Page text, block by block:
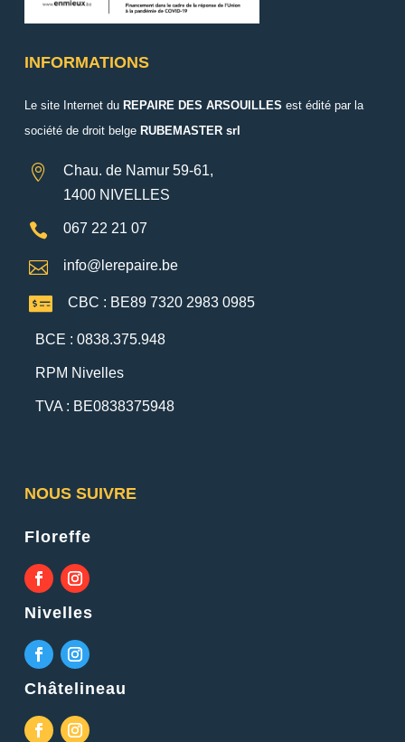
INFORMATIONS
Le site Internet du REPAIRE DES ARSOUILLES est édité par la
société de droit belge RUBEMASTER srl

Chau. de Namur 59-61,
1400 NIVELLES
 067 22 21 07
 info@lerepaire.be
 CBC : BE89 7320 2983 0985
BCE : 0838.375.948
RPM Nivelles
TVA : BE0838375948
NOUS SUIVRE
Floreffe
Nivelles
Châtelineau